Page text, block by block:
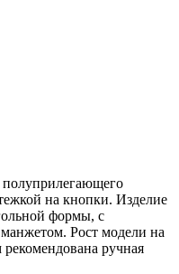
на кнопки. Изделие
формы, с
Рост модели на
ручная